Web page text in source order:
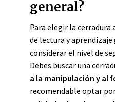
general?
Para elegir la cerradura
de lectura y
considerar el nivel de
Debes buscar una
a la manipulación y al
recomendable optar